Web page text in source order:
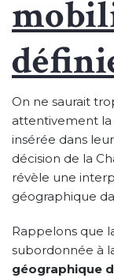
On ne saurait
attentivement la
insérée dans
décision de la
révèle une
géographique
Rappelons que
subordonnée à
géographique